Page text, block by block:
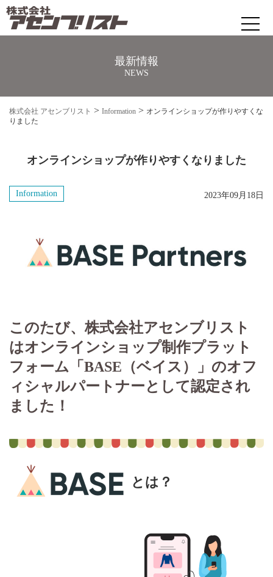
ホームページ制作・ＥＣサイト制作
お問い合わせ
最新情報
NEWS
株式会社 アセンブリスト > Information > オンラインショップが作りやすくな
りました
オンラインショップが作りやすくなりました
Information 2023年09月18日
このたび、株式会社アセンブリスト
はオンラインショップ制作プラット
フォーム「BASE（ベイス）」のオフ
ィシャルパートナーとして認定され
ました！
とは？